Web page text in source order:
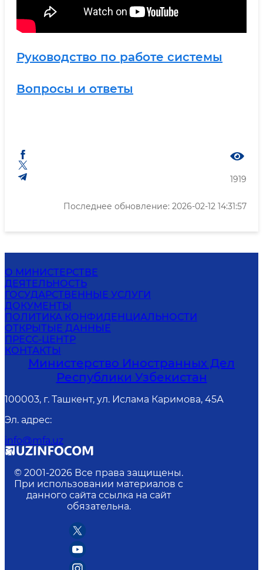
Руководство по работе системы
Вопросы и ответы
1919
Последнее обновление: 2026-02-12 14:31:57
О МИНИСТЕРСТВЕ
ДЕЯТЕЛЬНОСТЬ
ГОСУДАРСТВЕННЫЕ УСЛУГИ
ДОКУМЕНТЫ
ПОЛИТИКА КОНФИДЕНЦИАЛЬНОСТИ
ОТКРЫТЫЕ ДАННЫЕ
ПРЕСС-ЦЕНТР
КОНТАКТЫ
Министерство Иностранных Дел
Республики Узбекистан
100003, г. Ташкент, ул. Ислама Каримова, 45А
Эл. адрес:
info@mfa.uz
© 2001-2026 Все права защищены.
При использовании материалов с
данного сайта ссылка на сайт
обязательна.